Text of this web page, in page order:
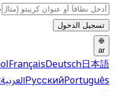
تسجيل الدخول
ar
FrançaisDeutsch日本語
РусскийPortuguês العربية